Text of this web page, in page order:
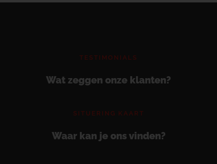
TESTIMONIALS
Wat zeggen onze klanten?
SITUERING KAART
Waar kan je ons vinden?